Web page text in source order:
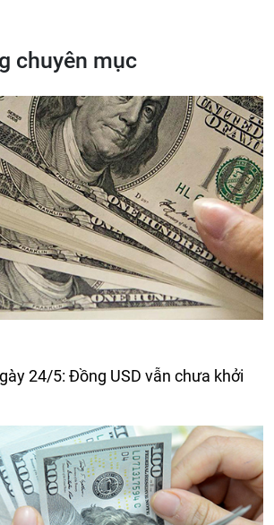
chuyên mục
24/5: Đồng USD vẫn chưa khởi